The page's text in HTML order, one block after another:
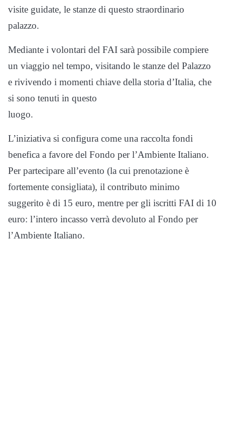
visite guidate, le stanze di questo straordinario
palazzo.
Mediante i volontari del FAI sarà possibile compiere
un viaggio nel tempo, visitando le stanze del Palazzo
e rivivendo i momenti chiave della storia d’Italia, che
si sono tenuti in questo
luogo.
L’iniziativa si configura come una raccolta fondi
benefica a favore del Fondo per l’Ambiente Italiano.
Per partecipare all’evento (la cui prenotazione è
fortemente consigliata), il contributo minimo
suggerito è di 15 euro, mentre per gli iscritti FAI di 10
euro: l’intero incasso verrà devoluto al Fondo per
l’Ambiente Italiano.